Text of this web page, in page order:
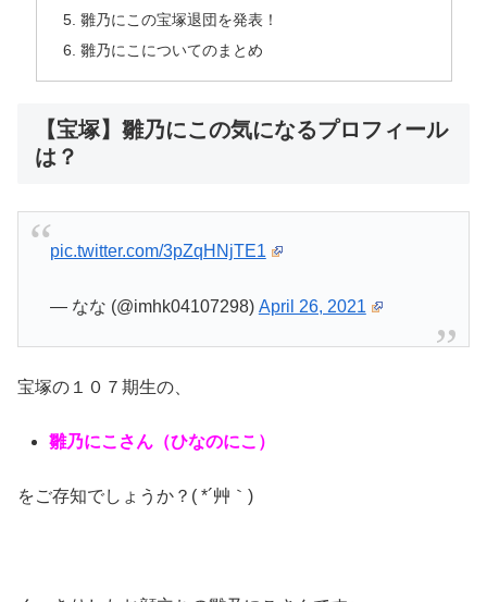
雛乃にこの宝塚退団を発表！
雛乃にこについてのまとめ
【宝塚】雛乃にこの気になるプロフィール
は？
pic.twitter.com/3pZqHNjTE1
— なな (@imhk04107298) April 26, 2021
宝塚の１０７期生の、
雛乃にこさん（ひなのにこ）
をご存知でしょうか？( *´艸｀)